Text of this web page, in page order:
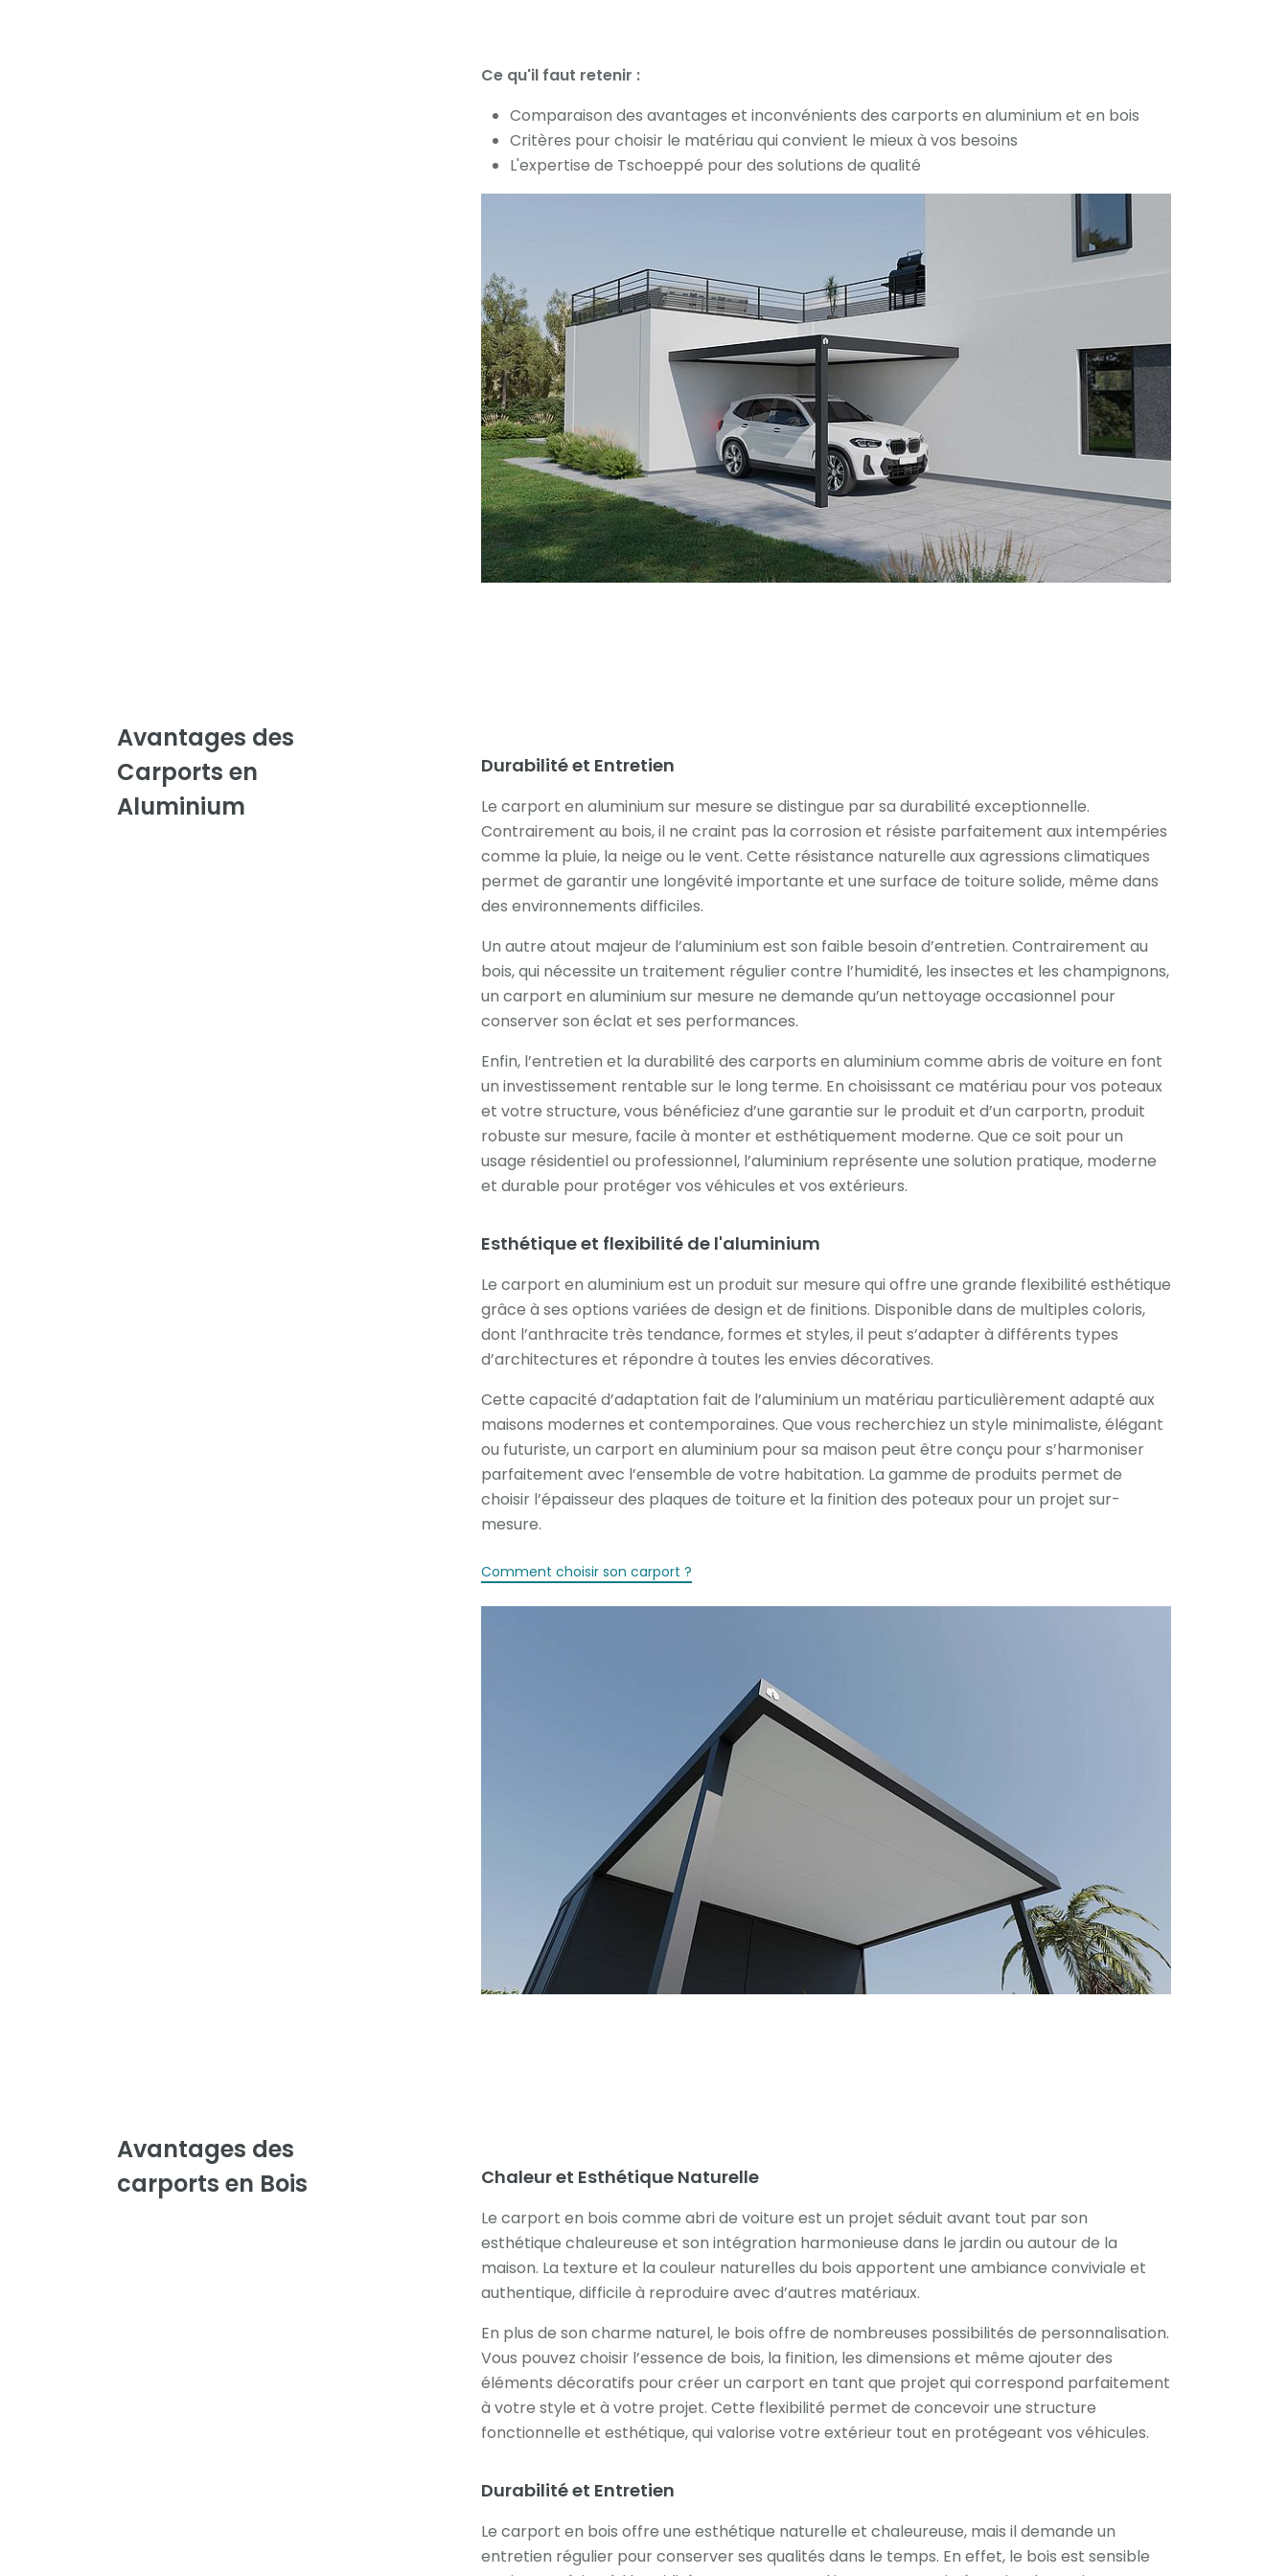
Ce qu'il faut retenir :
Comparaison des avantages et inconvénients des carports en aluminium et en bois
Critères pour choisir le matériau qui convient le mieux à vos besoins
L'expertise de Tschoeppé pour des solutions de qualité
Avantages des
Carports en
Aluminium
Durabilité et Entretien
Le carport en aluminium sur mesure se distingue par sa durabilité exceptionnelle.
Contrairement au bois, il ne craint pas la corrosion et résiste parfaitement aux intempéries
comme la pluie, la neige ou le vent. Cette résistance naturelle aux agressions climatiques
permet de garantir une longévité importante et une surface de toiture solide, même dans
des environnements difficiles.
Un autre atout majeur de l’aluminium est son faible besoin d’entretien. Contrairement au
bois, qui nécessite un traitement régulier contre l’humidité, les insectes et les champignons,
un carport en aluminium sur mesure ne demande qu’un nettoyage occasionnel pour
conserver son éclat et ses performances.
Enfin, l’entretien et la durabilité des carports en aluminium comme abris de voiture en font
un investissement rentable sur le long terme. En choisissant ce matériau pour vos poteaux
et votre structure, vous bénéficiez d’une garantie sur le produit et d’un carportn, produit
robuste sur mesure, facile à monter et esthétiquement moderne. Que ce soit pour un
usage résidentiel ou professionnel, l’aluminium représente une solution pratique, moderne
et durable pour protéger vos véhicules et vos extérieurs.
Esthétique et flexibilité de l'aluminium
Le carport en aluminium est un produit sur mesure qui offre une grande flexibilité esthétique
grâce à ses options variées de design et de finitions. Disponible dans de multiples coloris,
dont l’anthracite très tendance, formes et styles, il peut s’adapter à différents types
d’architectures et répondre à toutes les envies décoratives.
Cette capacité d’adaptation fait de l’aluminium un matériau particulièrement adapté aux
maisons modernes et contemporaines. Que vous recherchiez un style minimaliste, élégant
ou futuriste, un carport en aluminium pour sa maison peut être conçu pour s’harmoniser
parfaitement avec l’ensemble de votre habitation. La gamme de produits permet de
choisir l’épaisseur des plaques de toiture et la finition des poteaux pour un projet sur-
mesure.
Comment choisir son carport ?
Avantages des
carports en Bois
Chaleur et Esthétique Naturelle
Le carport en bois comme abri de voiture est un projet séduit avant tout par son
esthétique chaleureuse et son intégration harmonieuse dans le jardin ou autour de la
maison. La texture et la couleur naturelles du bois apportent une ambiance conviviale et
authentique, difficile à reproduire avec d’autres matériaux.
En plus de son charme naturel, le bois offre de nombreuses possibilités de personnalisation.
Vous pouvez choisir l’essence de bois, la finition, les dimensions et même ajouter des
éléments décoratifs pour créer un carport en tant que projet qui correspond parfaitement
à votre style et à votre projet. Cette flexibilité permet de concevoir une structure
fonctionnelle et esthétique, qui valorise votre extérieur tout en protégeant vos véhicules.
Durabilité et Entretien
Le carport en bois offre une esthétique naturelle et chaleureuse, mais il demande un
entretien régulier pour conserver ses qualités dans le temps. En effet, le bois est sensible